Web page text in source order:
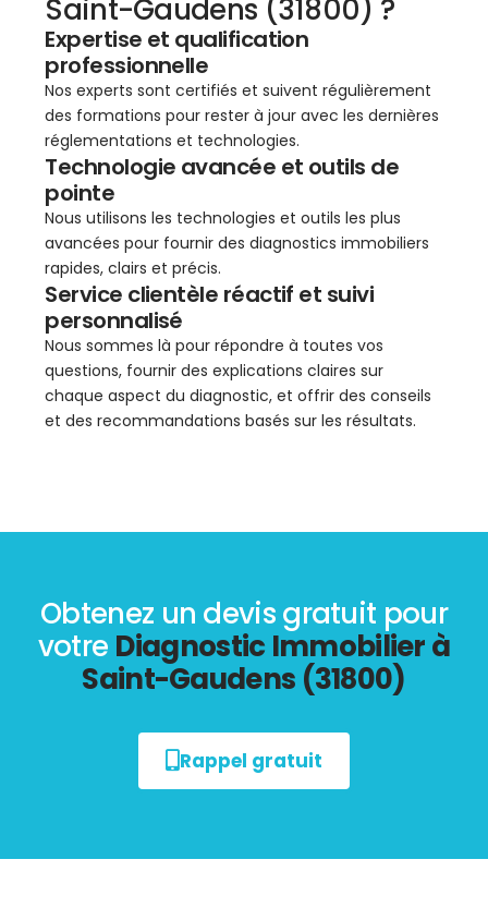
Saint-Gaudens (31800) ?
Expertise et qualification
professionnelle
Nos experts sont certifiés et suivent régulièrement
des formations pour rester à jour avec les dernières
réglementations et technologies.
Technologie avancée et outils de
pointe
Nous utilisons les technologies et outils les plus
avancées pour fournir des diagnostics immobiliers
rapides, clairs et précis.
Service clientèle réactif et suivi
personnalisé
Nous sommes là pour répondre à toutes vos
questions, fournir des explications claires sur
chaque aspect du diagnostic, et offrir des conseils
et des recommandations basés sur les résultats.
Obtenez un devis gratuit pour
votre Diagnostic Immobilier à
Saint-Gaudens (31800)
Rappel gratuit